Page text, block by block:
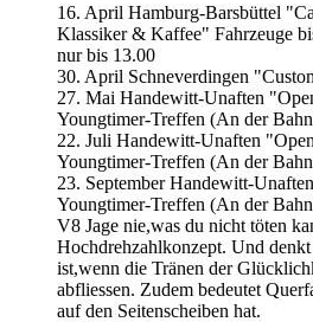
16. April Hamburg-Barsbüttel
Klassiker & Kaffee" Fahrzeuge
nur bis 13.00
30. April Schneverdingen
27. Mai Handewitt-Unaften
Youngtimer-Treffen (An der
22. Juli Handewitt-Unaften
Youngtimer-Treffen (An der
23. September Handewitt-
Youngtimer-Treffen (An der
V8 Jage nie,was du nicht töten
Hochdrehzahlkonzept. Und
ist,wenn die Tränen der
abfliessen. Zudem bedeutet
auf den Seitenscheiben hat.